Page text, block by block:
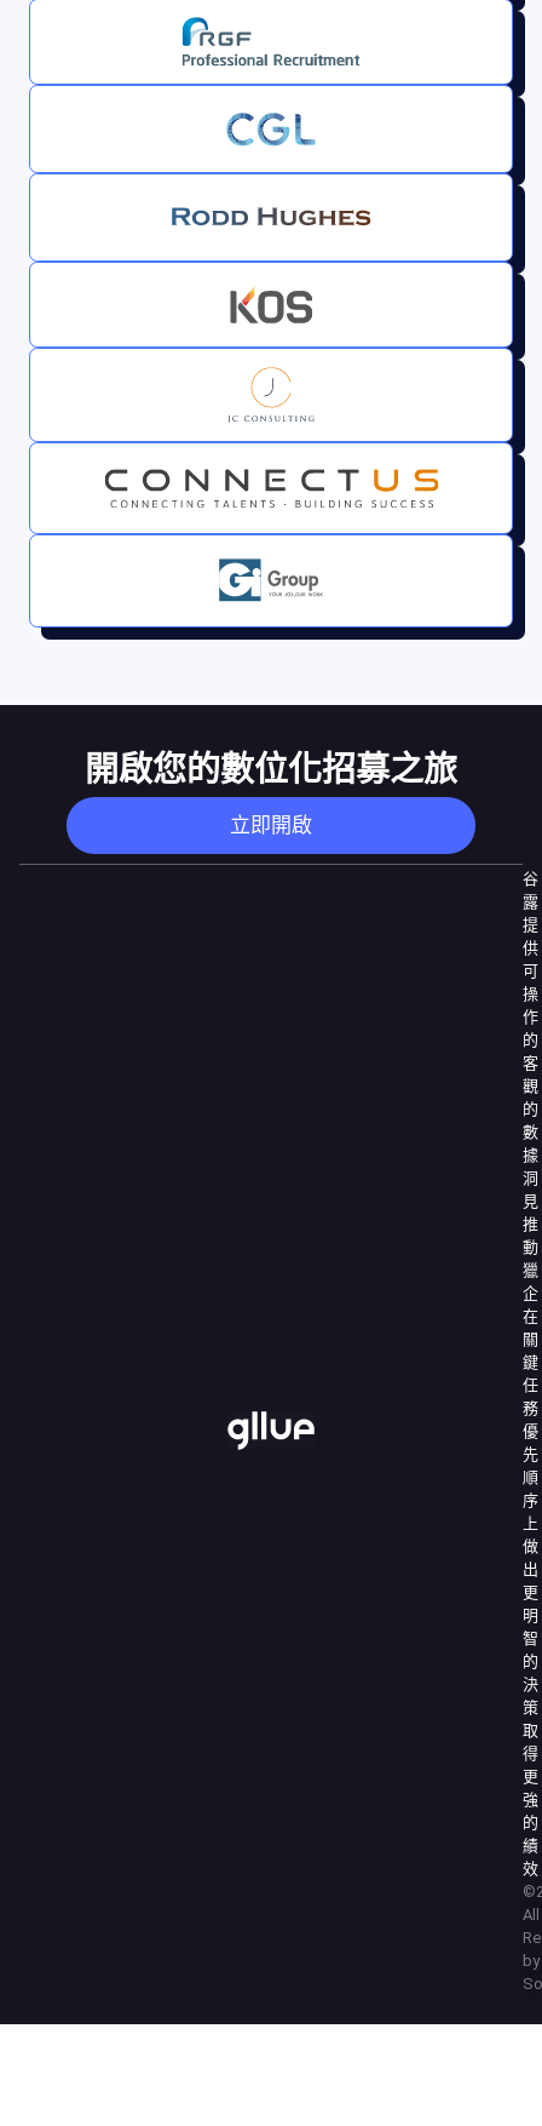
立即開啟
開啟您的數位化招募之旅
谷
露
提
供
可
操
作
的
客
觀
的
數
據
洞
推
動
獵
企
在
關
鍵
任
務
優
先
順
序
上
做
出
更
明
智
的
決
策
取
得
更
強
的
績
效